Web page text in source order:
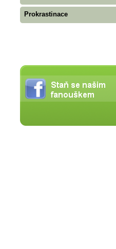
Prokrastinace